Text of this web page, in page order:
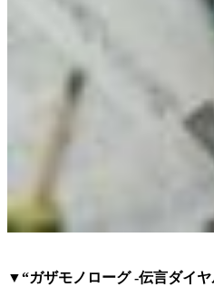
▼“ガザモノローグ -伝言ダイヤ